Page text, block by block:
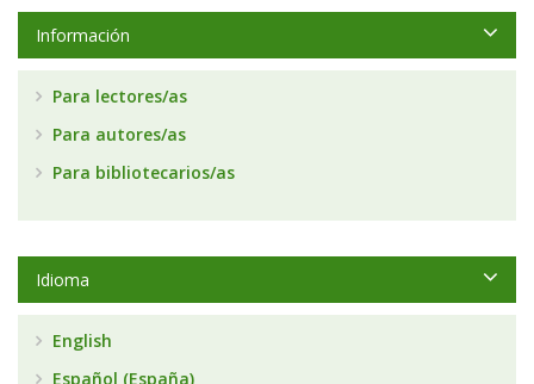
Información
Para lectores/as
Para autores/as
Para bibliotecarios/as
Idioma
English
Español (España)